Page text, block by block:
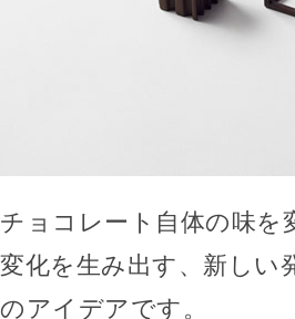
チョコレート自体の味を
変化を生み出す、新しい
のアイデアです。